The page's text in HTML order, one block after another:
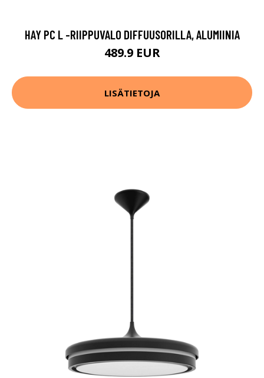
HAY PC L -RIIPPUVALO DIFFUUSORILLA, ALUMIINIA
489.9 EUR
LISÄTIETOJA